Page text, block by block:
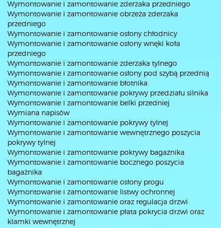
Wymontowanie i zamontowanie zderzaka przedniego
Wymontowanie i zamontowanie obrzeża zderzaka
przedniego
Wymontowanie i zamontowanie osłony chłodnicy
Wymontowanie i zamontowanie osłony wnęki koła
przedniego
Wymontowanie i zamontowanie zderzaka tylnego
Wymontowanie i zamontowanie osłony pod szybą przednią
Wymontowanie i zamontowanie błotnika
Wymontowanie i zamontowanie pokrywy przedziału silnika
Wymontowanie i zamontowanie belki przedniej
Wymiana napisów
Wymontowanie i zamontowanie pokrywy tylnej
Wymontowanie i zamontowanie wewnętrznego poszycia
pokrywy tylnej
Wymontowanie i zamontowanie pokrywy bagażnika
Wymontowanie i zamontowanie bocznego poszycia
bagażnika
Wymontowanie i zamontowanie osłony progu
Wymontowanie i zamontowanie listwy ochronnej
Wymontowanie i zamontowanie oraz regulacja drzwi
Wymontowanie i zamontowanie płata pokrycia drzwi oraz
klamki wewnętrznej